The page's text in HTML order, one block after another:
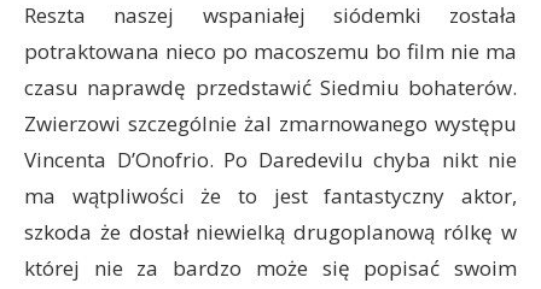
Reszta naszej wspaniałej siódemki została
potraktowana nieco po macoszemu bo film nie ma
czasu naprawdę przedstawić Siedmiu bohaterów.
Zwierzowi szczególnie żal zmarnowanego występu
Vincenta D’Onofrio. Po Daredevilu chyba nikt nie
ma wątpliwości że to jest fantastyczny aktor,
szkoda że dostał niewielką drugoplanową rólkę w
której nie za bardzo może się popisać swoim